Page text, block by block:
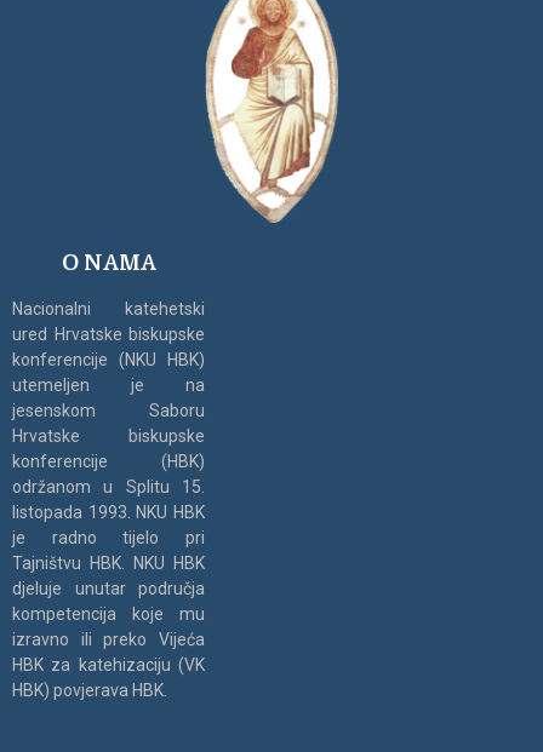
O NAMA
Nacionalni katehetski
ured Hrvatske biskupske
konferencije (NKU HBK)
utemeljen je na
jesenskom Saboru
Hrvatske biskupske
konferencije (HBK)
održanom u Splitu 15.
listopada 1993. NKU HBK
je radno tijelo pri
Tajništvu HBK. NKU HBK
djeluje unutar područja
kompetencija koje mu
izravno ili preko Vijeća
HBK za katehizaciju (VK
HBK) povjerava HBK.